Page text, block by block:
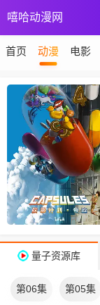
嘻哈动漫网
首页 动漫 电影
量子资源库
第06集 第05集